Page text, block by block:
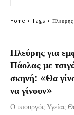
Πλεύρης για
Πάολας με
σκηνή: «Θα
να γίνουν»
Ο υπουργός Υγείας
Home Tags Πλεύρης